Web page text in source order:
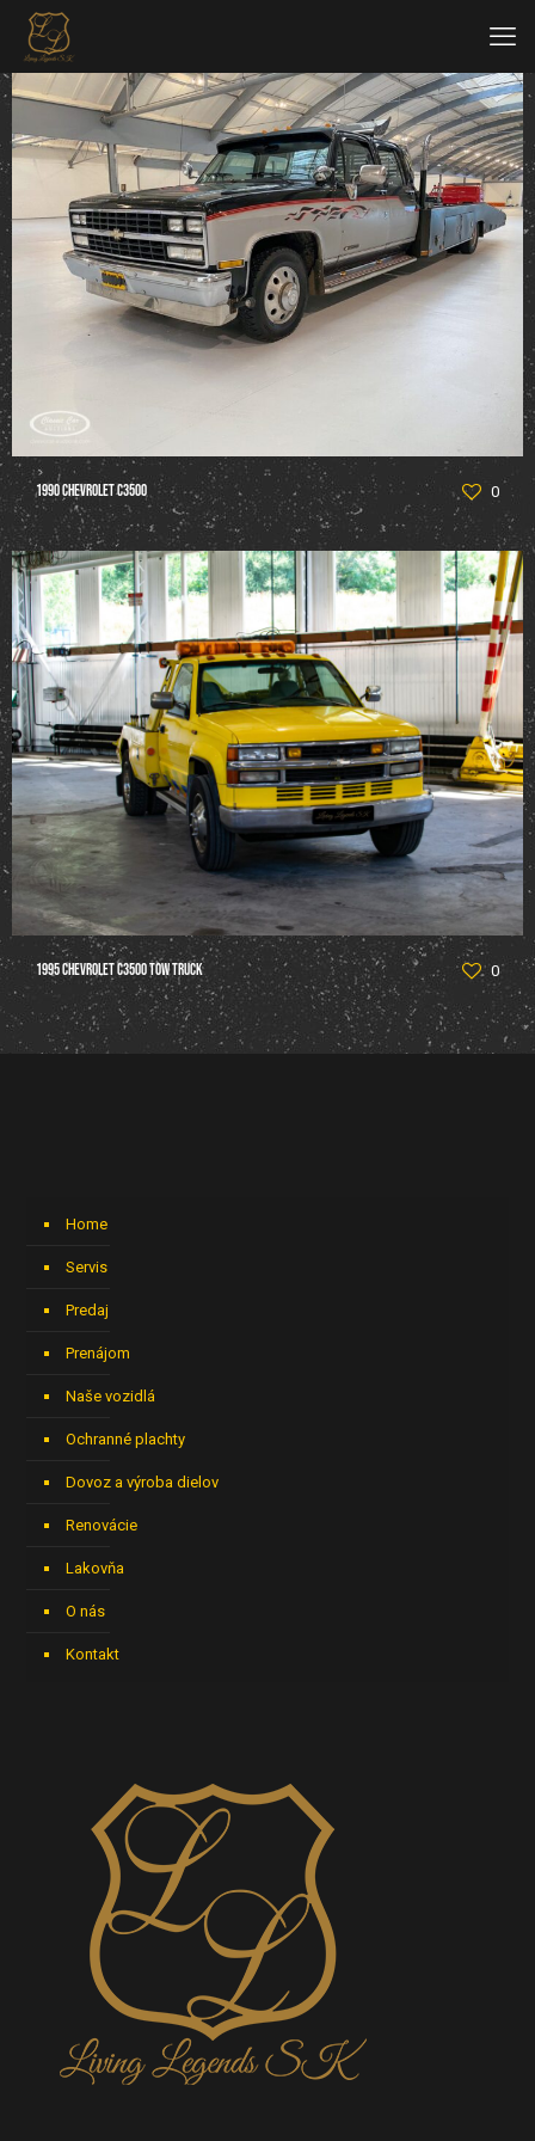
1990 Chevrolet C3500 0
1995 Chevrolet C3500 Tow Truck 0
Home
Servis
Predaj
Prenájom
Naše vozidlá
Ochranné plachty
Dovoz a výroba dielov
Renovácie
Lakovňa
O nás
Kontakt